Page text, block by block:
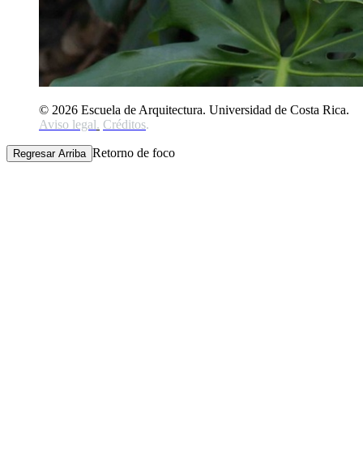
© 2026 Escuela de Arquitectura. Universidad de Costa Rica.
Aviso legal. Créditos.
Regresar Arriba Retorno de foco